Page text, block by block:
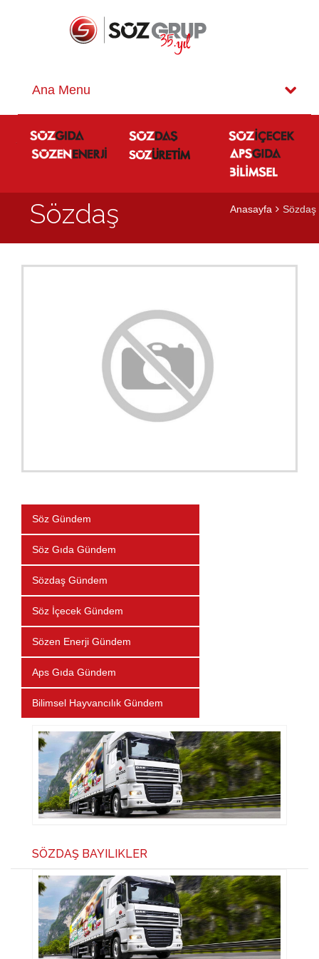
Sözdaş Anasayfa Sözdaş
Söz Gündem
Söz Gıda Gündem
Sözdaş Gündem
Söz İçecek Gündem
Sözen Enerji Gündem
Aps Gıda Gündem
Bilimsel Hayvancılık Gündem
SÖZDAŞ BAYILIKLER